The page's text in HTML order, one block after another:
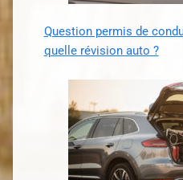
Question permis de
quelle révision auto ?